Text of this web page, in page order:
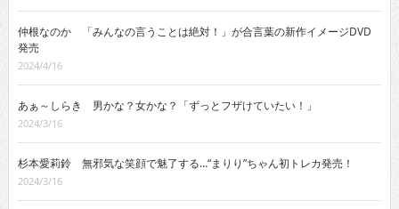
仲根なのか 「みんなの言うことは絶対！」が合言葉の新作イメージDVD
発売
2024/4/16
あぁ～しらき 男かな？女かな？「ずっとフザけていたい！」
2024/3/16
杉本愛莉鈴 無邪気な笑顔で魅了する…“まりり”ちゃん初トレカ発売！
2024/3/16